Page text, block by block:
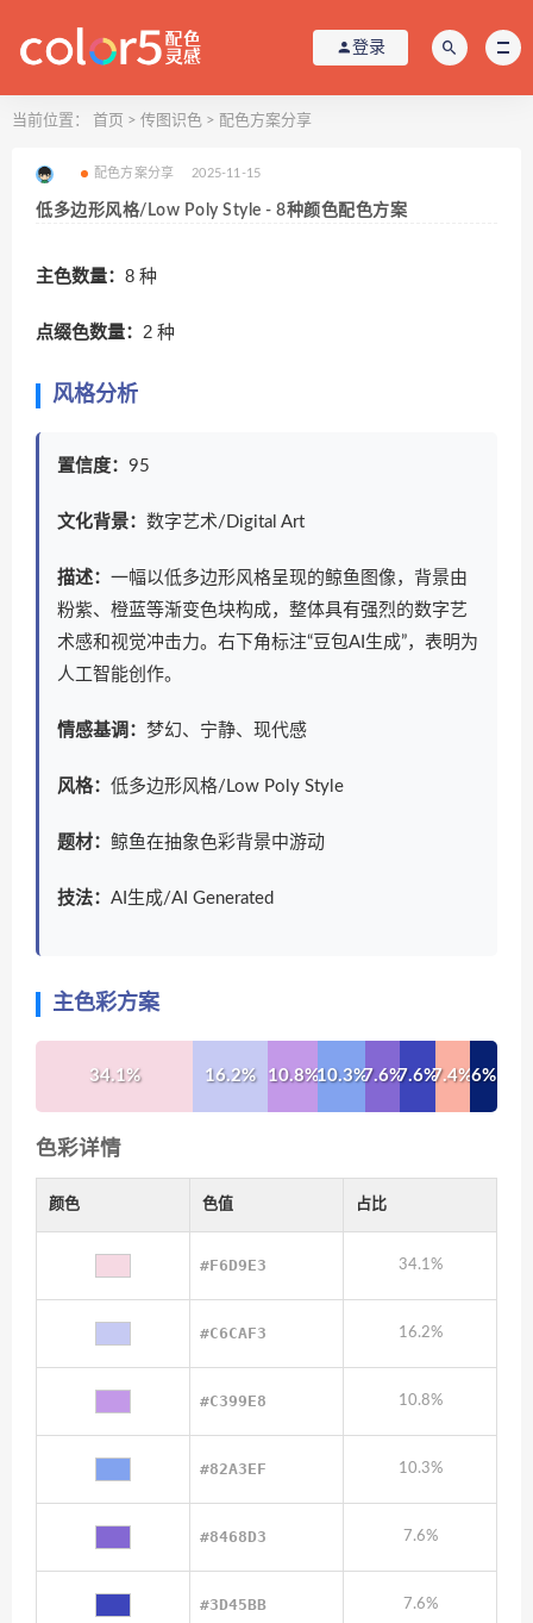
登录
当前位置： 首页 > 传图识色 > 配色方案分享
配色方案分享 2025-11-15
低多边形风格/Low Poly Style - 8种颜色配色方案
主色数量： 8 种
点缀色数量： 2 种
风格分析
置信度： 95
文化背景： 数字艺术/Digital Art
描述： 一幅以低多边形风格呈现的鲸鱼图像，背景由
粉紫、橙蓝等渐变色块构成，整体具有强烈的数字艺
术感和视觉冲击力。右下角标注“豆包AI生成”，表明为
人工智能创作。
情感基调： 梦幻、宁静、现代感
风格： 低多边形风格/Low Poly Style
题材： 鲸鱼在抽象色彩背景中游动
技法： AI生成/AI Generated
主色彩方案
34.1% 16.2% 10.8%10.3%7.6%7.6%7.4%6%
色彩详情
颜色 色值 占比
#F6D9E3 34.1%
#C6CAF3 16.2%
#C399E8 10.8%
#82A3EF 10.3%
#8468D3 7.6%
#3D45BB 7.6%